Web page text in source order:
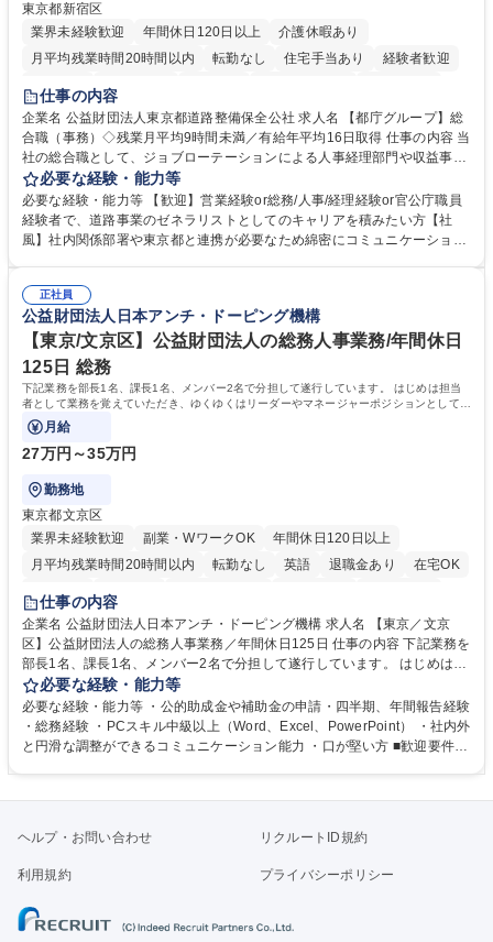
東京都新宿区
業界未経験歓迎
年間休日120日以上
介護休暇あり
月平均残業時間20時間以内
転勤なし 住宅手当あり
経験者歓迎
研修あり
退職金あり
駅近5分以内
資格取得手当あり 食事補助あり
仕事の内容
企業名 公益財団法人東京都道路整備保全公社 求人名 【都庁グループ】総
合職（事務）◇残業月平均9時間未満／有給年平均16日取得 仕事の内容 当
社の総合職として、ジョブローテーションによる人事経理部門や収益事業
等のフロント部門の部署等幅広い部署での業務をお任せいたします。研修
制度やキャリア支援が充実しております！ ※下記業務詳細 【業務詳細】■
管理部門：広報、人事、経理など当公社の運営に係る管理業務 ■収益部
門：駐車場の新規開拓、管理運営、新宿駅西口広場の「イベントコーナ
道路施設や道路工事現場の見学ツアー事業 ※入社後は上記いずれかの部門
へ配属。※業務内容変更の範囲：会社の定める業務 募集職種 【都庁グル
ープ】総合職（事務）◇残業月平均9時間未満／有給年平均16日取得
必要な経験・能力等
必要な経験・能力等 【歓迎】営業経験or総務/人事/経理経験or官公庁職員
経験者で、道路事業のゼネラリストとしてのキャリアを積みたい方【社
風】社内関係部署や東京都と連携が必要なため綿密にコミュニケーション
部門など多岐に渡る業務を経験できます。 ■様々なプロジェクト：駐車場
事業の他、新宿駅西口広場内に設置された照明を兼ねた広告「ブライトサ
イン」の管理運営を行うなど、事業収益を生み出す活動を積極的に行って
います。 学歴・資格 学歴：大学院 大学 高専 短大 専修学校 高校 語学力：
資格：
正社員
公益財団法人日本アンチ・ドーピング機構
【東京/文京区】公益財団法人の総務人事業務/年間休日
125日 総務
下記業務を部長1名、課長1名、メンバー2名で分担して遂行しています。 はじめは担当
者として業務を覚えていただき、ゆくゆくはリーダーやマネージャーポジションとして活
躍いただくことを期待しています。
月給
27万円～35万円
勤務地
東京都文京区
業界未経験歓迎
副業・WワークOK
年間休日120日以上
月平均残業時間20時間以内
転勤なし 英語 退職金あり
在宅OK
賞与あり
育休あり
食事補助あり
仕事の内容
企業名 公益財団法人日本アンチ・ドーピング機構 求人名 【東京／文京
区】公益財団法人の総務人事業務／年間休日125日 仕事の内容 下記業務を
部長1名、課長1名、メンバー2名で分担して遂行しています。 はじめは担
当者として業務を覚えていただき、ゆくゆくはリーダーやマネージャーポ
ジションとして活躍いただくことを期待しています。 【総務・人事グルー
プの業務内容】 ・人事制度関連 ・採用活動 ・教育研修の企画、実行 ・勤
怠管理 ・官公庁への各種提出 ・法定の会議運営（評議員会、理事会） ・
管理 ・福利厚生関連 ・職員からの問合せ、相談対応 ・その他日常の総務
休日125日
必要な経験・能力等
必要な経験・能力等 ・公的助成金や補助金の申請・四半期、年間報告経験
・総務経験 ・PCスキル中級以上（Word、Excel、PowerPoint） ・社内外
と円滑な調整ができるコミュニケーション能力 ・口が堅い方 ■歓迎要件
ヘルプ・お問い合わせ リクルートID規約
利用規約 プライバシーポリシー